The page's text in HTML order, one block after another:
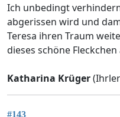
Ich unbedingt
abgerissen wird und
Teresa ihren Traum
dieses schöne
Katharina Krüger
#143